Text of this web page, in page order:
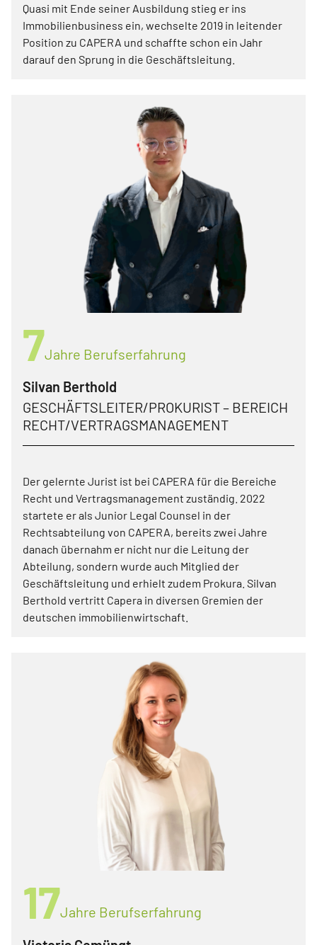
Quasi mit Ende seiner Ausbildung stieg er ins
Immobilienbusiness ein, wechselte 2019 in leitender
Position zu CAPERA und schaffte schon ein Jahr
darauf den Sprung in die Geschäftsleitung.
7Jahre Berufserfahrung
Silvan Berthold
GESCHÄFTSLEITER/PROKURIST – BEREICH
RECHT/VERTRAGSMANAGEMENT
Der gelernte Jurist ist bei CAPERA für die Bereiche
Recht und Vertragsmanagement zuständig. 2022
startete er als Junior Legal Counsel in der
Rechtsabteilung von CAPERA, bereits zwei Jahre
danach übernahm er nicht nur die Leitung der
Abteilung, sondern wurde auch Mitglied der
Geschäftsleitung und erhielt zudem Prokura. Silvan
Berthold vertritt Capera in diversen Gremien der
deutschen immobilienwirtschaft.
17Jahre Berufserfahrung